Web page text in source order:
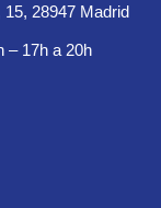
28947 Madrid
– 17h a 20h